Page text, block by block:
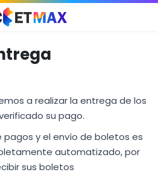
a realizar la entrega de los
su pago.
pagos y el envío de boletos es
automatizado, por
sus boletos